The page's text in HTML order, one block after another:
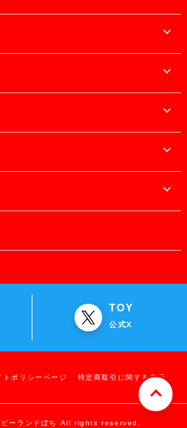
TOY
公式X
トポリシーページ 特定商取引に関する表示
ーランドぽち All rights reserved.